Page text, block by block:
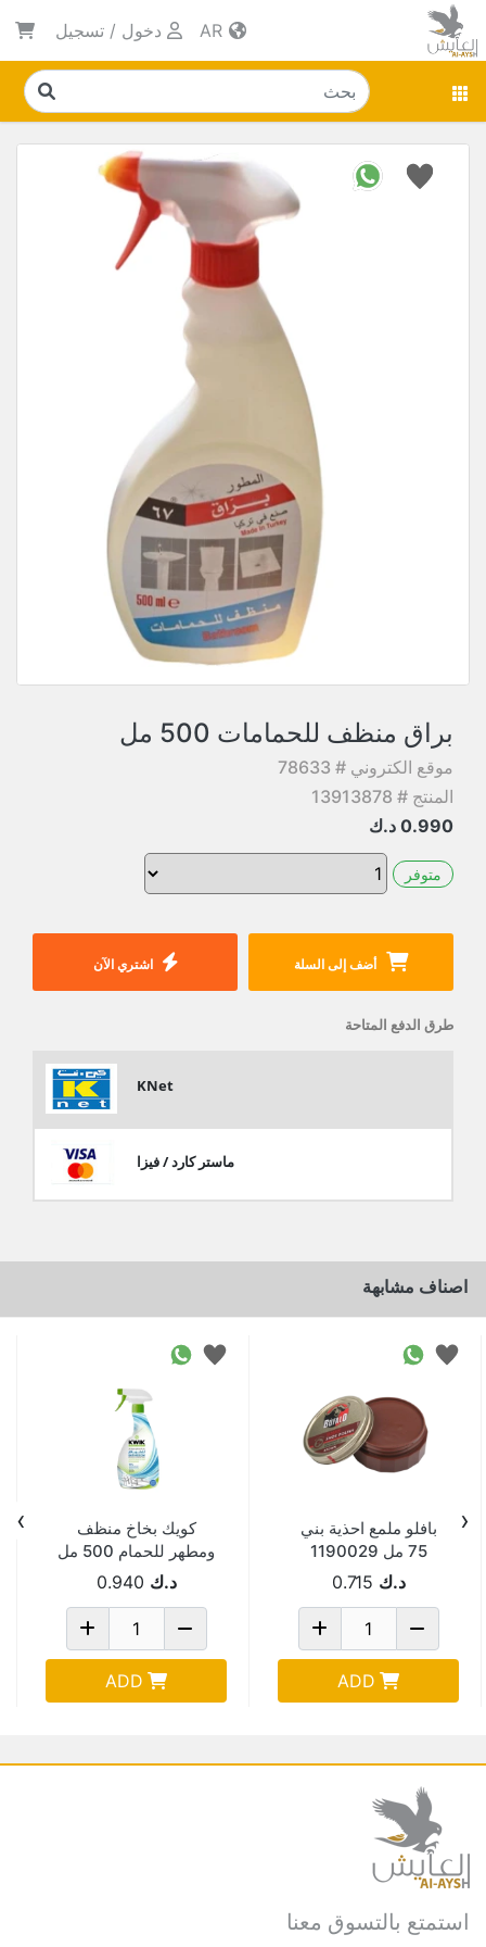
دخول / تسجيل
براق منظف للحمامات 500 مل
موقع الكتروني # 78633
المنتج # 13913878
0.990 د.ك
متوفر
أضف إلى السلة اشتري الآن
طرق الدفع المتاحة
KNet
ماستر كارد / فيزا
اصناف مشابهة
بافلو ملمع احذية بني
75 مل 1190029
د.ك 0.715
ADD
كويك بخاخ منظف
ومطهر للحمام 500 مل
د.ك 0.940
ADD
‹
›
استمتع بالتسوق معنا